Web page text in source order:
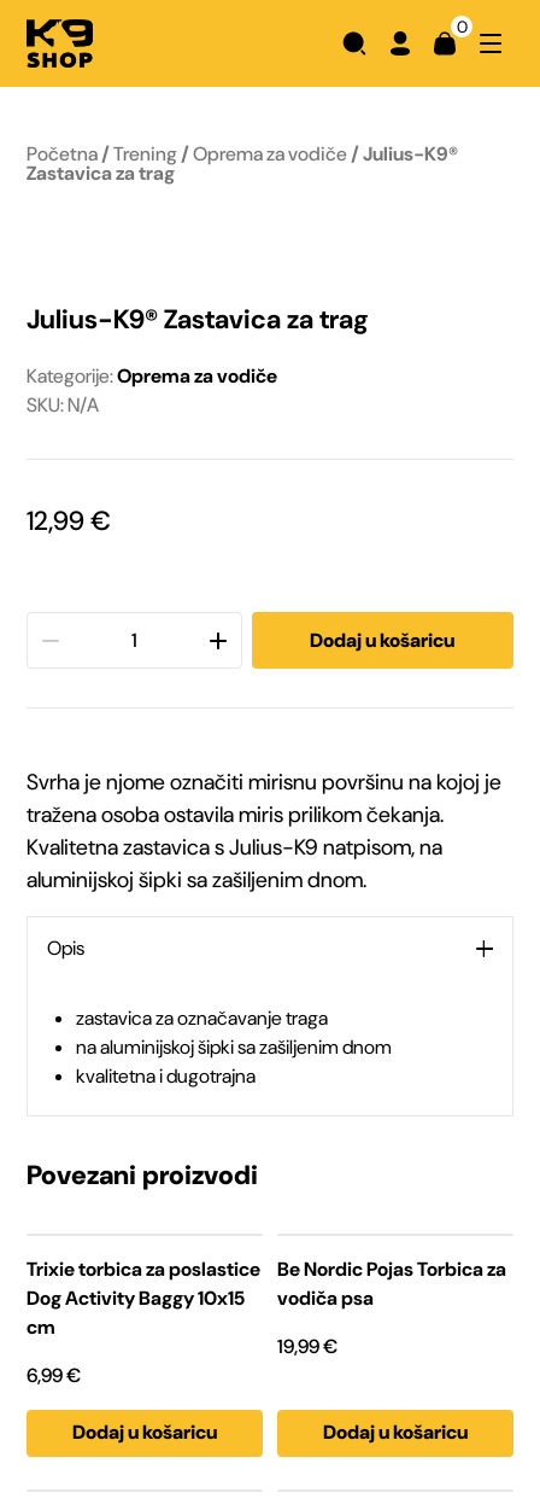
0
Početna/Trening/Oprema za vodiče/ Julius-K9®
Zastavica za trag
Julius-K9® Zastavica za trag
Kategorije:Oprema za vodiče
SKU: N/A
12,99€
Julius-
za
trag
Dodaj u košaricu
Svrha je njome označiti mirisnu površinu na kojoj je
tražena osoba ostavila miris prilikom čekanja.
Kvalitetna zastavica s Julius-K9 natpisom, na
aluminijskoj šipki sa zašiljenim dnom.
Opis
zastavica za označavanje traga
na aluminijskoj šipki sa zašiljenim dnom
kvalitetna i dugotrajna
Povezani proizvodi
Trixie torbica za poslastice
Dog Activity Baggy 10x15
cm
6,99€
Dodaj u košaricu
Be Nordic Pojas Torbica za
vodiča psa
19,99€
Dodaj u košaricu